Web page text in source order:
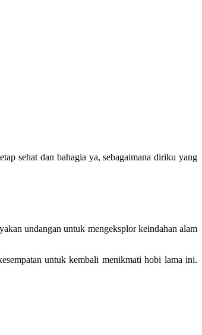
sehat dan bahagia ya, sebagaimana diriku yang
undangan untuk mengeksplor keindahan alam
untuk kembali menikmati hobi lama ini.